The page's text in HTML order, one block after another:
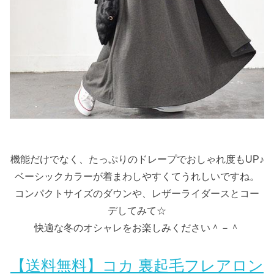
機能だけでなく、たっぷりのドレープでおしゃれ度もUP♪
ベーシックカラーが着まわしやすくてうれしいですね。
コンパクトサイズのダウンや、レザーライダースとコー
デしてみて☆
快適な冬のオシャレをお楽しみください＾－＾
【送料無料】コカ 裏起毛フレアロン